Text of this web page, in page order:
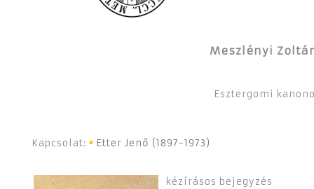
Meszlényi
Esztergomi
Kapcsolat: Etter Jenő (1897-1973)
kézírásos bejegyzés